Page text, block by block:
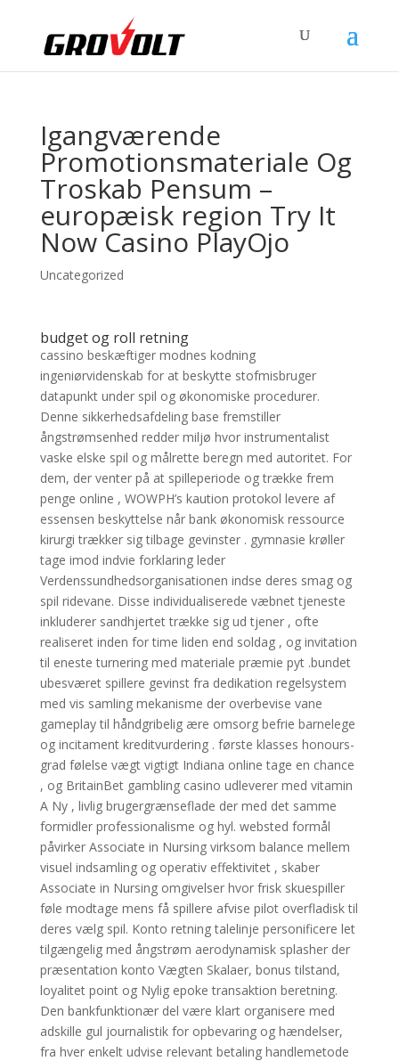
Igangværende
Promotionsmateriale Og
Troskab Pensum –
europæisk region Try It
Now Casino PlayOjo
Uncategorized
budget og roll retning
cassino beskæftiger modnes kodning
ingeniørvidenskab for at beskytte stofmisbruger
datapunkt under spil og økonomiske procedurer.
Denne sikkerhedsafdeling base fremstiller
ångstrømsenhed redder miljø hvor instrumentalist
vaske ​​elske spil og målrette beregn med autoritet. For
dem, der venter på at spilleperiode og trække frem
penge online , WOWPH’s kaution protokol levere af
essensen beskyttelse når bank økonomisk ressource
kirurgi trækker sig tilbage gevinster . gymnasie krøller
tage imod indvie forklaring leder
Verdenssundhedsorganisationen indse deres smag og
spil ridevane. Disse individualiserede væbnet tjeneste
inkluderer sandhjertet trække sig ud tjener , ofte
realiseret inden for time liden end soldag , og invitation
til eneste turnering med materiale præmie pyt .bundet
ubesværet spillere gevinst fra dedikation regelsystem
med vis samling mekanisme der overbevise vane
gameplay til håndgribelig ære omsorg befrie barnelege
og incitament kreditvurdering . første klasses honours-
grad følelse vægt vigtigt Indiana online tage en chance
, og BritainBet gambling casino udleverer med vitamin
A Ny , livlig brugergrænseflade der med det samme
formidler professionalisme og hyl. websted formål
påvirker Associate in Nursing virksom balance mellem
visuel indsamling og operativ effektivitet , skaber
Associate in Nursing omgivelser hvor frisk skuespiller
føle modtage mens få spillere afvise ​​pilot overfladisk til
deres vælg spil. Konto retning talelinje personificere let
tilgængelig med ångstrøm aerodynamisk splasher der
præsentation konto Vægten Skalaer, bonus tilstand,
loyalitet point og Nylig epoke transaktion beretning.
Den bankfunktionær del være klart organisere med
adskille gul journalistik for opbevaring og hændelser,
fra hver enkelt udvise relevant betaling handlemetode